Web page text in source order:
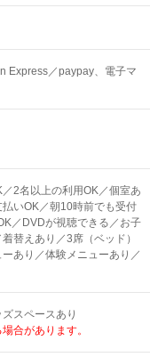
Express／paypay、電子マ
2名以上の利用OK／個室あ
いOK／朝10時前でも受付
／DVDが視聴できる／お子
替えあり／3席（ベッド）
あり／体験メニューあり／
スペースあり
合があります。